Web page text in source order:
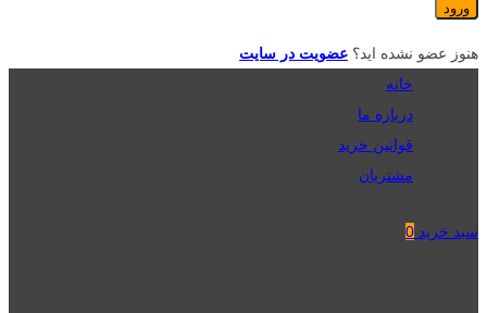
هنوز عضو نشده اید؟ عضویت در سایت
خانه
درباره ما
قوانین خرید
مشتریان
سبد خرید 0